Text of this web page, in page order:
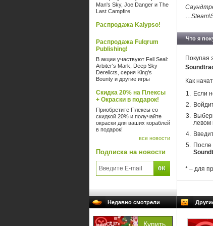
Man's Sky, Joe Danger и The
Last Campfire
Распродажа Kalypso!
Распродажа Fulqrum
Publishing!
В акции участвуют Fell Seal:
Arbiter's Mark, Deep Sky
Derelicts, серия King's
Bounty и другие игры
Скидка 20% на Плексы
+ Окраски в подарок!
Приобретите Плексы со
скидкой 20% и получайте
окраски для ваших кораблей
в подарок!
все новости
Подписка на новости
Недавно смотрели
Что я
Покупая
Как
Если
левом
После
* – для